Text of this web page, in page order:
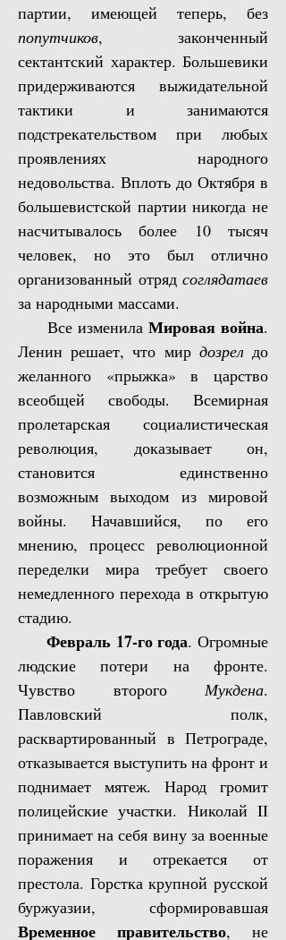
партии, имеющей теперь, без
попутчиков, законченный
сектантский характер. Большевики
придерживаются выжидательной
тактики и занимаются
подстрекательством при любых
проявлениях народного
недовольства. Вплоть до Октября в
большевистской партии никогда не
насчитывалось более 10 тысяч
человек, но это был отлично
организованный отряд соглядатаев
за народными массами.
Все изменила Мировая война.
Ленин решает, что мир дозрелдо
желанного «прыжка» в царство
всеобщей свободы. Всемирная
пролетарская социалистическая
революция, доказывает он,
становится единственно
возможным выходом из мировой
войны. Начавшийся, по его
мнению, процесс революционной
переделки мира требует своего
немедленного перехода в открытую
стадию.
Февраль 17-го года. Огромные
людские потери на фронте.
Чувство второго Мукдена.
Павловский полк,
расквартированный в Петрограде,
отказывается выступить на фронт и
поднимает мятеж. Народ громит
полицейские участки. Николай II
принимает на себя вину за военные
поражения и отрекается от
престола. Горстка крупной русской
буржуазии, сформировавшая
Временное правительство, не